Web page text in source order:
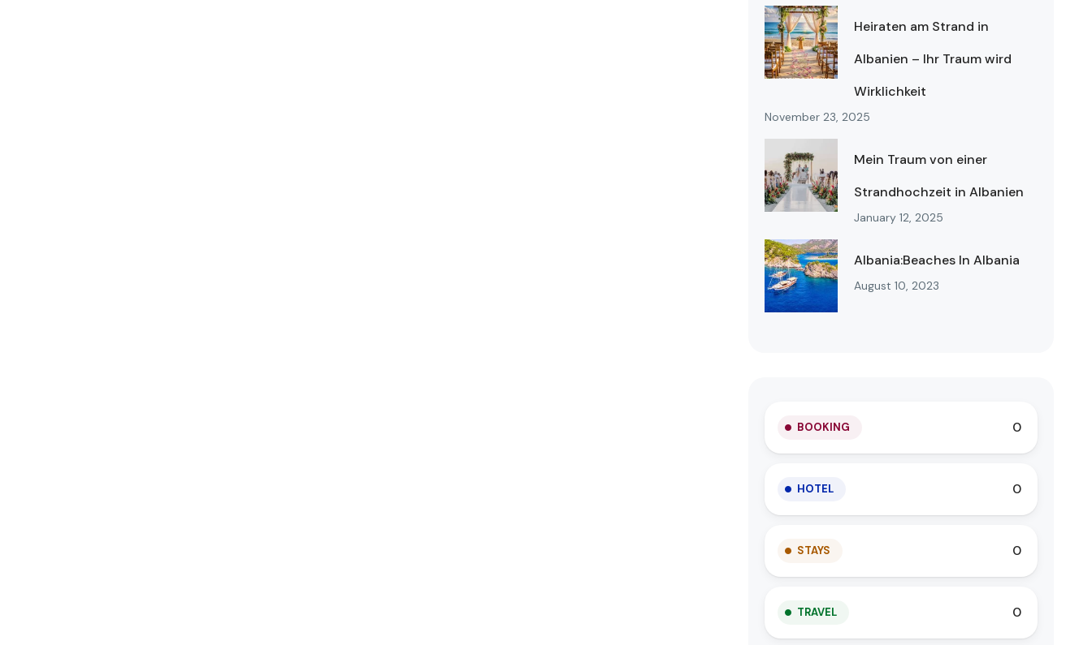
Heiraten am Strand in
Albanien – Ihr Traum wird
Wirklichkeit
November 23, 2025
Mein Traum von einer
Strandhochzeit in Albanien
January 12, 2025
Albania:Beaches In Albania
August 10, 2023
BOOKING 0
HOTEL 0
STAYS 0
TRAVEL 0